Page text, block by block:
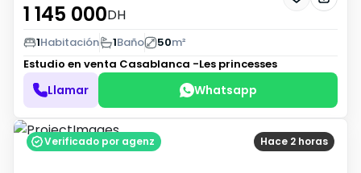
1 145 000DH
1Habitación 1Baño 50m²
Estudio en venta Casablanca -Les princesses
Llamar Whatsapp
Hace 2 horas
Verificado por agenz